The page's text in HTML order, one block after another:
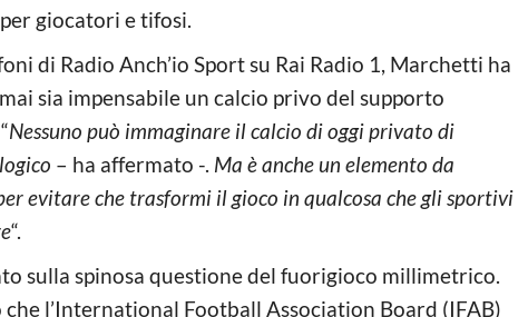
giocatori e tifosi.
di Radio Anch’io Sport su Rai Radio 1, Marchetti ha
sia impensabile un calcio privo del supporto
Nessuno può immaginare il calcio di oggi privato di
– ha affermato -. Ma è anche un elemento da
evitare che trasformi il gioco in qualcosa che gli sportivi
“.
sulla spinosa questione del fuorigioco millimetrico.
l’International Football Association Board (IFAB)